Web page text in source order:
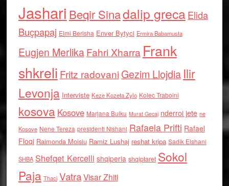
Jashari Beqir Sinadalip grecaElida
Buçpapaj Elmi Berisha Enver Bytyci Ermira Babamusta
Eugjen MerlikaFahri Xharra Frank
shkreli Fritz radovaniGezim Llojdia Ilir
Levonja Interviste Keze Kozeta Zylo Kolec Traboini
kosova Kosove Marjana Bulku Murat Gecaj nderroi jete ne
Kosove Nene Tereza presidenti Nishani Rafaela Prifti Rafael
Floqi Raimonda Moisiu Ramiz Lushaj reshat kripa Sadik Elshani
SHBA Shefqet Kercelli shqiperia shqiptaret Sokol
Paja Thaci VatraVisar Zhiti